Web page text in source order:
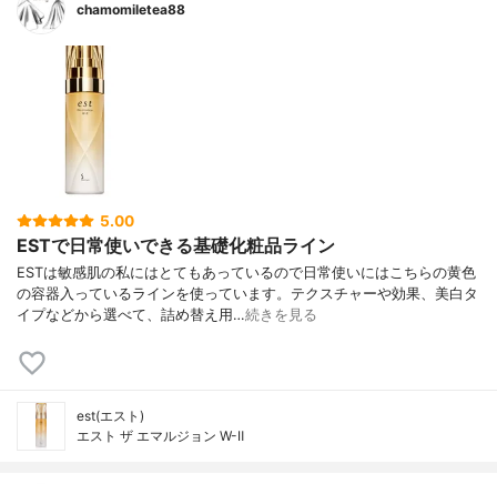
chamomiletea88
5.00
ESTで日常使いできる基礎化粧品ライン
ESTは敏感肌の私にはとてもあっているので日常使いにはこちらの黄色
の容器入っているラインを使っています。テクスチャーや効果、美白タ
イプなどから選べて、詰め替え用…続きを見る
est(エスト)
エスト ザ エマルジョン W-Ⅱ